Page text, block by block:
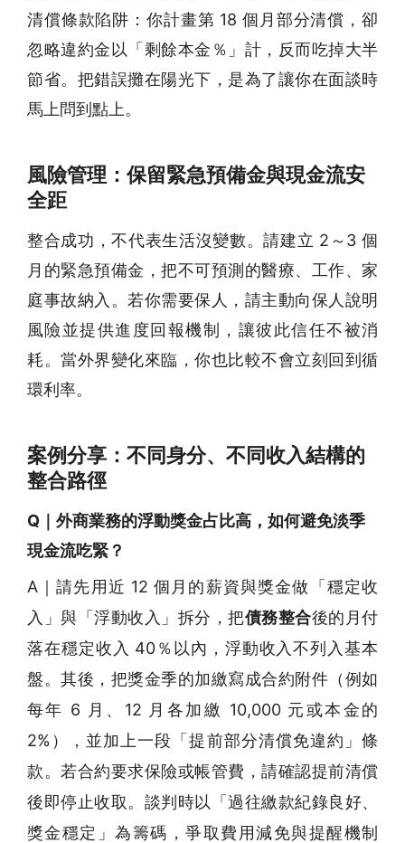
清償條款陷阱：你計畫第 18 個月部分清償，卻
忽略違約金以「剩餘本金％」計，反而吃掉大半
節省。把錯誤攤在陽光下，是為了讓你在面談時
馬上問到點上。
風險管理：保留緊急預備金與現金流安
全距
整合成功，不代表生活沒變數。請建立 2～3 個
月的緊急預備金，把不可預測的醫療、工作、家
庭事故納入。若你需要保人，請主動向保人說明
風險並提供進度回報機制，讓彼此信任不被消
耗。當外界變化來臨，你也比較不會立刻回到循
環利率。
案例分享：不同身分、不同收入結構的
整合路徑
Q｜外商業務的浮動獎金占比高，如何避免淡季
現金流吃緊？
A｜請先用近 12 個月的薪資與獎金做「穩定收
入」與「浮動收入」拆分，把債務整合後的月付
落在穩定收入 40％以內，浮動收入不列入基本
盤。其後，把獎金季的加繳寫成合約附件（例如
每年 6 月、12 月各加繳 10,000 元或本金的
2%），並加上一段「提前部分清償免違約」條
款。若合約要求保險或帳管費，請確認提前清償
後即停止收取。談判時以「過往繳款紀錄良好、
獎金穩定」為籌碼，爭取費用減免與提醒機制